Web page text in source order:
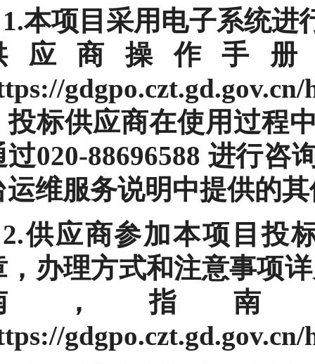
1.本项目采用电子系统进
应商操作手
投标供应商在使用过程
过020-88696588 进行咨
运维服务说明中提供的
2.供应商参加本项目投
，办理方式和注意事项
，指南